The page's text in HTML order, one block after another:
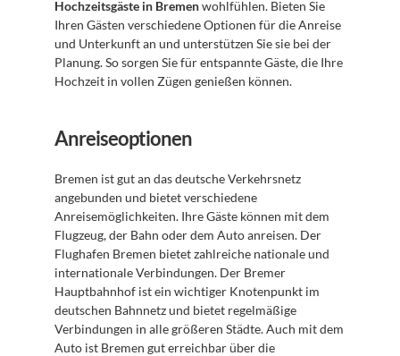
Hochzeitsgäste in Bremen wohlfühlen. Bieten Sie
Ihren Gästen verschiedene Optionen für die Anreise
und Unterkunft an und unterstützen Sie sie bei der
Planung. So sorgen Sie für entspannte Gäste, die Ihre
Hochzeit in vollen Zügen genießen können.
Anreiseoptionen
Bremen ist gut an das deutsche Verkehrsnetz
angebunden und bietet verschiedene
Anreisemöglichkeiten. Ihre Gäste können mit dem
Flugzeug, der Bahn oder dem Auto anreisen. Der
Flughafen Bremen bietet zahlreiche nationale und
internationale Verbindungen. Der Bremer
Hauptbahnhof ist ein wichtiger Knotenpunkt im
deutschen Bahnnetz und bietet regelmäßige
Verbindungen in alle größeren Städte. Auch mit dem
Auto ist Bremen gut erreichbar über die